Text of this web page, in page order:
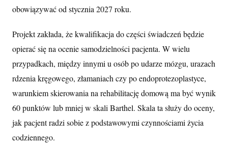
obowiązywać od stycznia 2027 roku.
Projekt zakłada, że kwalifikacja do części świadczeń będzie
opierać się na ocenie samodzielności pacjenta. W wielu
przypadkach, między innymi u osób po udarze mózgu, urazach
rdzenia kręgowego, złamaniach czy po endoprotezoplastyce,
warunkiem skierowania na rehabilitację domową ma być wynik
60 punktów lub mniej w skali Barthel. Skala ta służy do oceny,
jak pacjent radzi sobie z podstawowymi czynnościami życia
codziennego.